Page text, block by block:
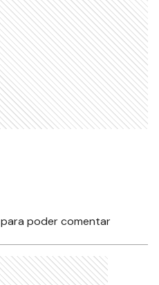
para poder comentar